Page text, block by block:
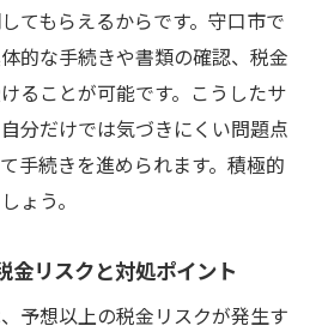
てもらえるからです。守口市で
的な手続きや書類の確認、税金
ることが可能です。こうしたサ
分だけでは気づきにくい問題点
手続きを進められます。積極的
ょう。
金リスクと対処ポイント
予想以上の税金リスクが発生す